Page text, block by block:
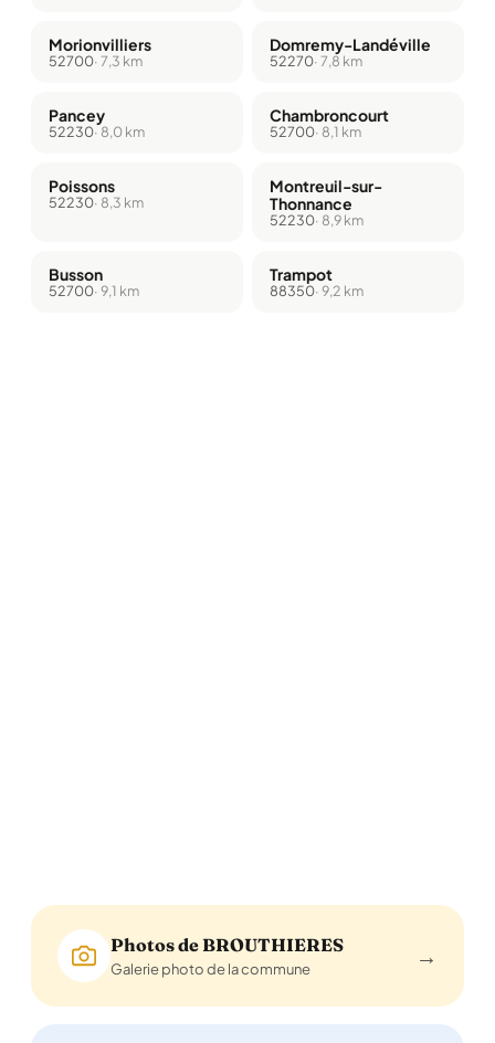
Morionvilliers
52700· 7,3 km
Domremy-Landéville
52270· 7,8 km
Pancey
52230· 8,0 km
Chambroncourt
52700· 8,1 km
Poissons
52230· 8,3 km
Montreuil-sur-
Thonnance
52230· 8,9 km
Busson
52700· 9,1 km
Trampot
88350· 9,2 km
Photos de BROUTHIERES
Galerie photo de la commune →